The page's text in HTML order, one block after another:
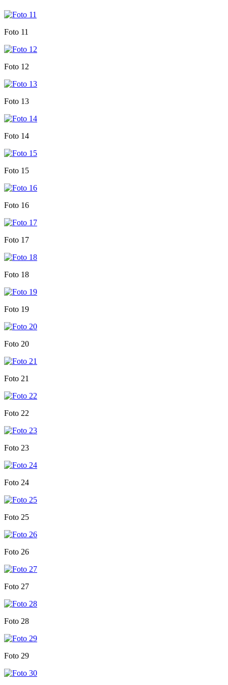
Foto 11
Foto 12
Foto 13
Foto 14
Foto 15
Foto 16
Foto 17
Foto 18
Foto 19
Foto 20
Foto 21
Foto 22
Foto 23
Foto 24
Foto 25
Foto 26
Foto 27
Foto 28
Foto 29